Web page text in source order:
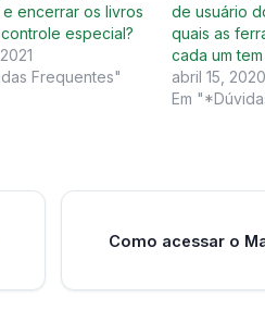
encerrar os livros
especial?
Frequentes"
de usuário
quais as
cada um
abril 15, 2020
Em
Como acessar o